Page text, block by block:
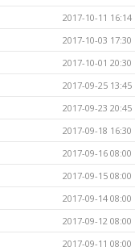
2017-10-11 16:14
2017-10-03 17:30
2017-10-01 20:30
2017-09-25 13:45
2017-09-23 20:45
2017-09-18 16:30
2017-09-16 08:00
2017-09-15 08:00
2017-09-14 08:00
2017-09-12 08:00
2017-09-11 08:00